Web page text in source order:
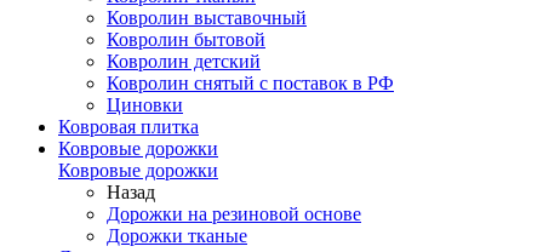
Ковролин выставочный
Ковролин бытовой
Ковролин детский
Ковролин снятый с поставок в РФ
Циновки
Ковровая плитка
Ковровые дорожки
Ковровые дорожки
Назад
Дорожки на резиновой основе
Дорожки тканые